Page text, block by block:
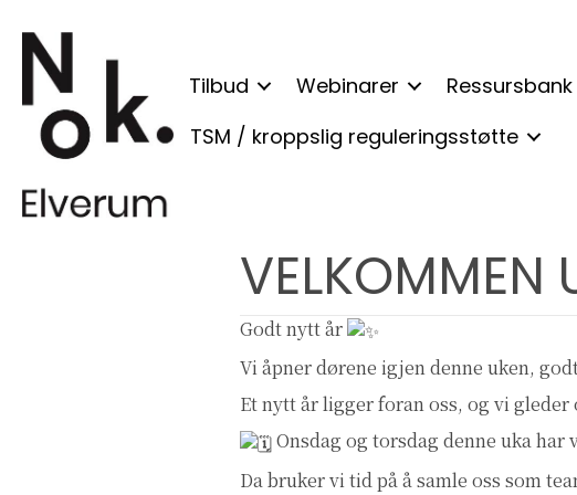
Tilbud Webinarer Ressursbank
TSM / kroppslig reguleringsstøtte
VELKOMMEN
Godt nytt år
Vi åpner dørene igjen denne uken,
Et nytt år ligger foran oss, og vi gleder
Onsdag og torsdag denne uka har
Da bruker vi tid på å samle oss som